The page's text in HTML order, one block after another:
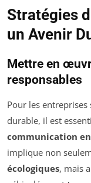
Stratégies
un Avenir
Mettre en
responsables
Pour les
durable, il est
communication
implique non
écologiques, mais